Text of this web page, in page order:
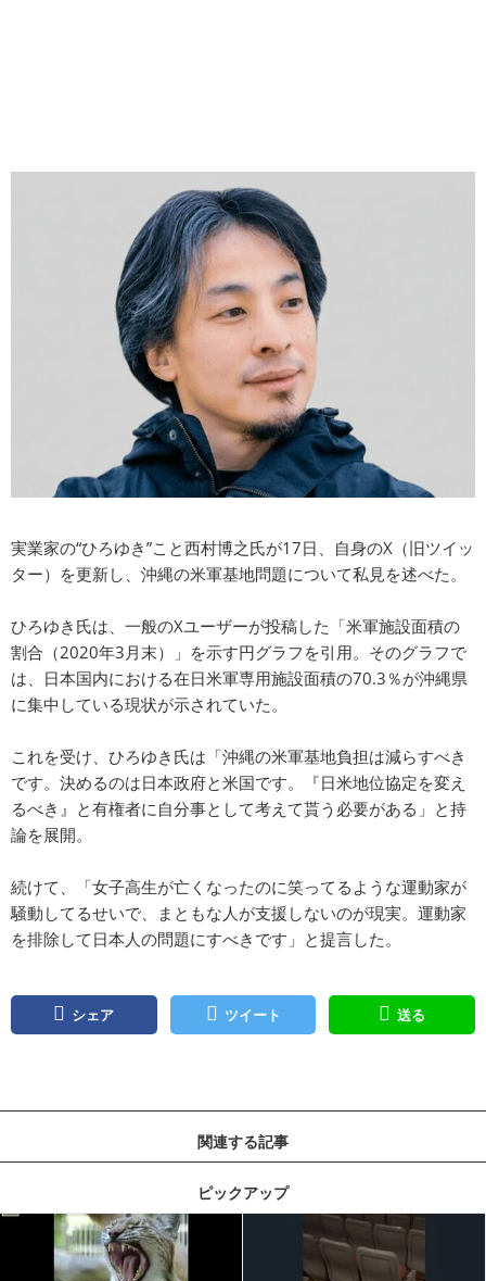
実業家の“ひろゆき”こと西村博之氏が17日、自身のX（旧ツイッ
ター）を更新し、沖縄の米軍基地問題について私見を述べた。
ひろゆき氏は、一般のXユーザーが投稿した「米軍施設面積の
割合（2020年3月末）」を示す円グラフを引用。そのグラフで
は、日本国内における在日米軍専用施設面積の70.3％が沖縄県
に集中している現状が示されていた。
これを受け、ひろゆき氏は「沖縄の米軍基地負担は減らすべき
です。決めるのは日本政府と米国です。『日米地位協定を変え
るべき』と有権者に自分事として考えて貰う必要がある」と持
論を展開。
続けて、「女子高生が亡くなったのに笑ってるような運動家が
騒動してるせいで、まともな人が支援しないのが現実。運動家
を排除して日本人の問題にすべきです」と提言した。
シェア ツイート 送る
関連する記事
ピックアップ
記事を読む